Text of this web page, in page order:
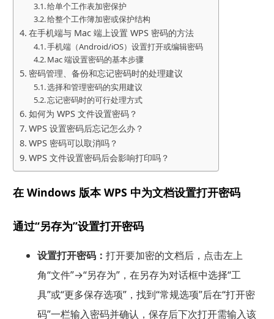
给单个工作表加密保护
给整个工作簿加密或保护结构
在手机端与 Mac 端上设置 WPS 密码的方法
手机端（Android/iOS）设置打开或编辑密码
Mac 端设置密码的基本步骤
密码管理、备份和忘记密码时的处理建议
选择和管理密码的实用建议
忘记密码时的可行处理方式
如何为 WPS 文件设置密码？
WPS 设置密码后忘记怎么办？
WPS 密码可以取消吗？
WPS 文件设置密码后会影响打印吗？
在 Windows 版本 WPS 中为文档设置打开密码
通过“另存为”设置打开密码
设置打开密码： 打开要加密的文档后，点击左上
角“文件”→“另存为”，在另存为对话框中选择“工
具”或“更多保存选项”，找到“常规选项”后在“打开密
码”一栏输入密码并确认，保存后下次打开需输入该